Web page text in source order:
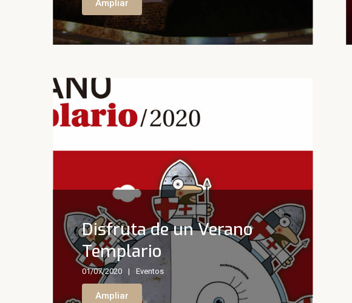
Ampliar
Disfruta de un Verano
Templario
01/07/2020 Eventos
Ampliar